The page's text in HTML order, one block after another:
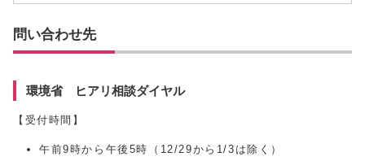
問い合わせ先
環境省 ヒアリ相談ダイヤル
【受付時間】
午前9時から午後5時（12/29から1/3は除く）